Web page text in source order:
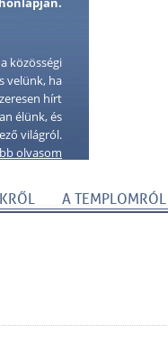
közösségi
velünk, ha
hírt
élünk, és
világról.
olvasom
A TEMPLOMRÓL